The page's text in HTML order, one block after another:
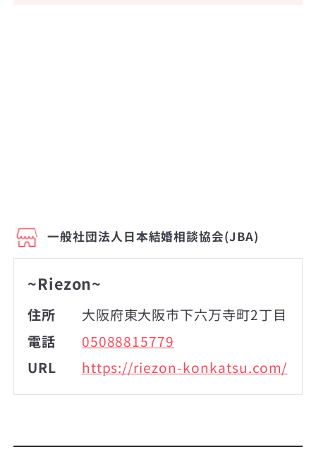
一般社団法人日本結婚相談協会(JBA)
~Riezon~
住所
大阪府東大阪市下六万寺町2丁目
電話
05088815779
URL
https://riezon-konkatsu.com/